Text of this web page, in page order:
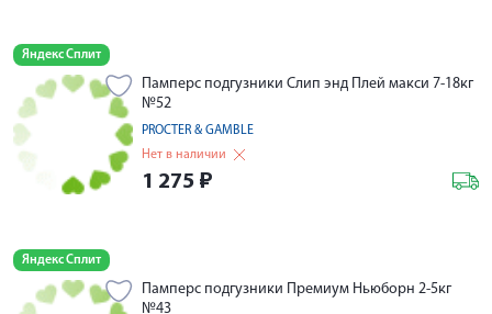
Яндекс Сплит
Памперс подгузники Слип энд Плей макси 7-18кг
№52
PROCTER & GAMBLE
Нет в наличии
1 275 ₽
Яндекс Сплит
Памперс подгузники Премиум Ньюборн 2-5кг
№43